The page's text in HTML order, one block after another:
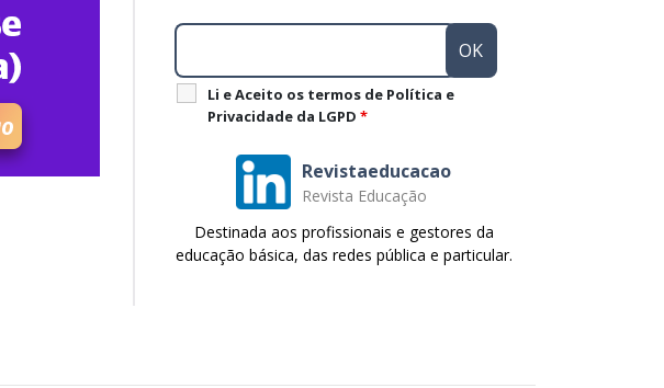
Li e Aceito os termos de Política e
Privacidade da LGPD *
Revistaeducacao
Revista Educação
Destinada aos profissionais e gestores da
educação básica, das redes pública e particular.